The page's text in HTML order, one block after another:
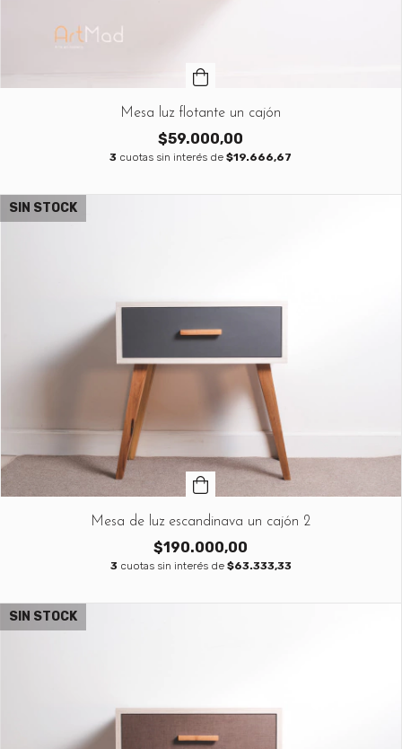
Mesa luz flotante un cajón
$59.000,00
3 cuotas sin interés de $19.666,67
SIN STOCK
Mesa de luz escandinava un cajón 2
$190.000,00
3 cuotas sin interés de $63.333,33
SIN STOCK